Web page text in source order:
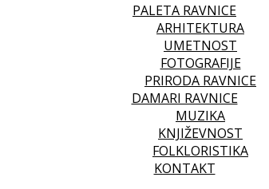
PALETA RAVNICE
ARHITEKTURA
UMETNOST
FOTOGRAFIJE
PRIRODA RAVNICE
DAMARI RAVNICE
MUZIKA
KNJIŽEVNOST
FOLKLORISTIKA
KONTAKT